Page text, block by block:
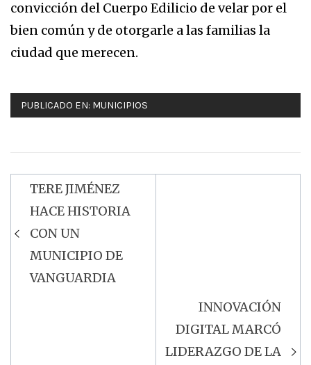
convicción del Cuerpo Edilicio de velar por el
bien común y de otorgarle a las familias la
ciudad que merecen.
PUBLICADO EN: MUNICIPIOS
Navegación
de
entradas
TERE JIMÉNEZ
HACE HISTORIA
CON UN
MUNICIPIO DE
VANGUARDIA
INNOVACIÓN
DIGITAL MARCÓ
LIDERAZGO DE LA